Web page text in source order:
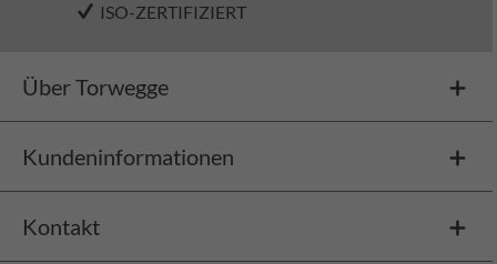
ISO-ZERTIFIZIERT
Über Torwegge
Kundeninformationen
Kontakt